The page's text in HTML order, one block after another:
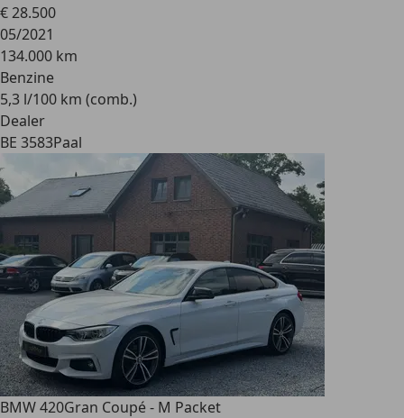
€ 28.500
05/2021
134.000 km
Benzine
5,3 l/100 km (comb.)
Dealer
BE 3583Paal
BMW 420Gran Coupé - M Packet